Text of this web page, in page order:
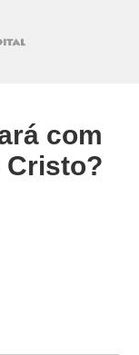
com
Cristo?